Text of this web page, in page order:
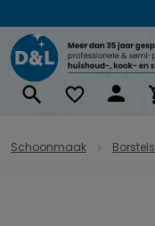
Schoonmaak Borstels